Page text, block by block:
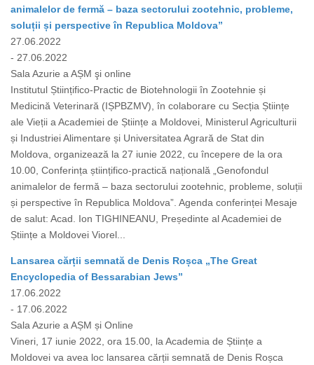
animalelor de fermă – baza sectorului zootehnic, probleme,
soluții și perspective în Republica Moldova”
27.06.2022
- 27.06.2022
Sala Azurie a AȘM şi online
Institutul Științifico-Practic de Biotehnologii în Zootehnie și
Medicină Veterinară (IȘPBZMV), în colaborare cu Secția Științe
ale Vieții a Academiei de Științe a Moldovei, Ministerul Agriculturii
și Industriei Alimentare și Universitatea Agrară de Stat din
Moldova, organizează la 27 iunie 2022, cu începere de la ora
10.00, Conferința științifico-practică națională „Genofondul
animalelor de fermă – baza sectorului zootehnic, probleme, soluții
și perspective în Republica Moldova”. Agenda conferinței Mesaje
de salut: Acad. Ion TIGHINEANU, Președinte al Academiei de
Științe a Moldovei Viorel...
Lansarea cărții semnată de Denis Roșca „The Great
Encyclopedia of Bessarabian Jews”
17.06.2022
- 17.06.2022
Sala Azurie a AȘM și Online
Vineri, 17 iunie 2022, ora 15.00, la Academia de Științe a
Moldovei va avea loc lansarea cărții semnată de Denis Roșca